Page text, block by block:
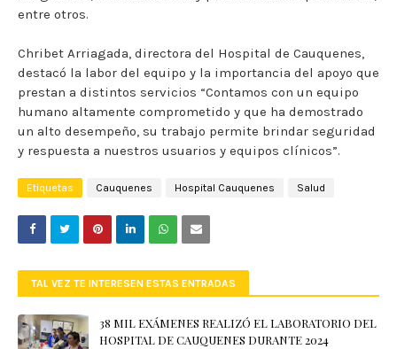
entre otros.
Chribet Arriagada, directora del Hospital de Cauquenes,
destacó la labor del equipo y la importancia del apoyo que
prestan a distintos servicios “Contamos con un equipo
humano altamente comprometido y que ha demostrado
un alto desempeño, su trabajo permite brindar seguridad
y respuesta a nuestros usuarios y equipos clínicos”.
Etiquetas Cauquenes Hospital Cauquenes Salud
TAL VEZ TE INTERESEN ESTAS ENTRADAS
38 MIL EXÁMENES REALIZÓ EL LABORATORIO DEL
HOSPITAL DE CAUQUENES DURANTE 2024